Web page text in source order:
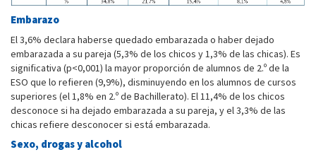
Embarazo
El 3,6% declara haberse quedado embarazada o haber dejado
embarazada a su pareja (5,3% de los chicos y 1,3% de las chicas). Es
significativa (p<0,001) la mayor proporción de alumnos de 2.º de la
ESO que lo refieren (9,9%), disminuyendo en los alumnos de cursos
superiores (el 1,8% en 2.º de Bachillerato). El 11,4% de los chicos
desconoce si ha dejado embarazada a su pareja, y el 3,3% de las
chicas refiere desconocer si está embarazada.
Sexo, drogas y alcohol